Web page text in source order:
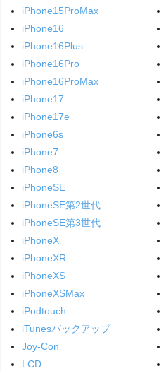
iPhone15ProMax
iPhone16
iPhone16Plus
iPhone16Pro
iPhone16ProMax
iPhone17
iPhone17e
iPhone6s
iPhone7
iPhone8
iPhoneSE
iPhoneSE第2世代
iPhoneSE第3世代
iPhoneX
iPhoneXR
iPhoneXS
iPhoneXSMax
iPodtouch
iTunesバックアップ
Joy-Con
LCD